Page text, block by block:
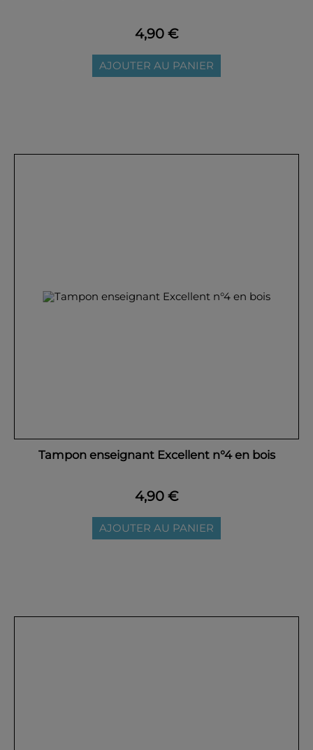
4,90 €
AJOUTER AU PANIER
Tampon enseignant Excellent n°4 en bois
4,90 €
AJOUTER AU PANIER